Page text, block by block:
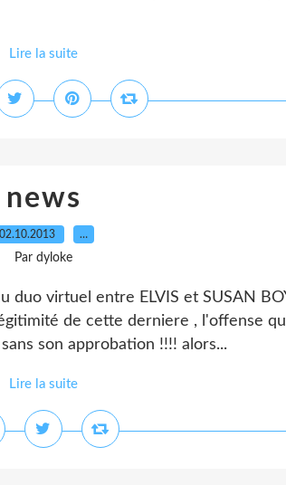
Lire la suite
news
02.10.2013 …
Par dyloke
virtuel entre ELVIS et SUSAN
de cette derniere , l'offense
son approbation !!!! alors...
Lire la suite